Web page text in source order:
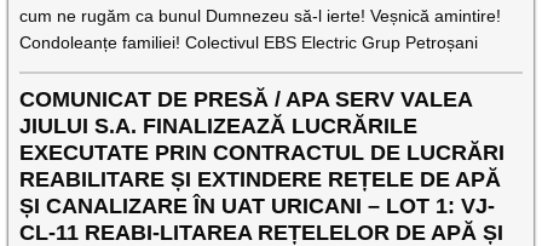
cum ne rugăm ca bunul Dumnezeu să-l ierte! Veșnică amintire!
Condoleanțe familiei! Colectivul EBS Electric Grup Petroșani
COMUNICAT DE PRESĂ / APA SERV VALEA
JIULUI S.A. FINALIZEAZĂ LUCRĂRILE
EXECUTATE PRIN CONTRACTUL DE LUCRĂRI
REABILITARE ȘI EXTINDERE REȚELE DE APĂ
ȘI CANALIZARE ÎN UAT URICANI – LOT 1: VJ-
CL-11 REABI-LITAREA REȚELELOR DE APĂ ȘI